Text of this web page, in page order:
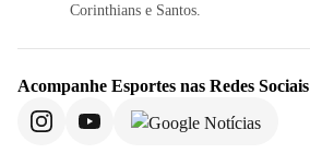
Corinthians e Santos.
Acompanhe Esportes nas Redes Sociais